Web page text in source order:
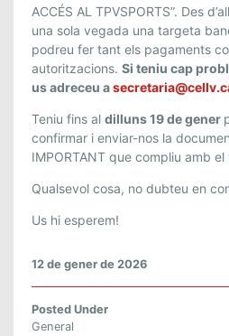
ACCÉS AL TPVSPORTS”. Des
una sola vegada una targeta
podreu fer tant els pagaments
autoritzacions. Si teniu cap
us adreceu a
Teniu fins al dilluns 19 de gener
confirmar i enviar-nos la
IMPORTANT que compliu amb
Qualsevol cosa, no dubteu en
Us hi esperem!
12 de gener de 2026
Posted Under
General